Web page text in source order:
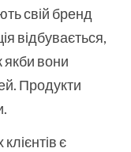
свій бренд
відбувається,
якби вони
Продукти
є